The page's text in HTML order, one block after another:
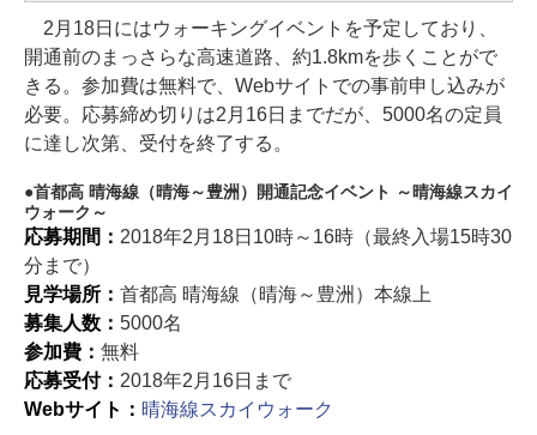
2月18日にはウォーキングイベントを予定しており、
開通前のまっさらな高速道路、約1.8kmを歩くことがで
きる。参加費は無料で、Webサイトでの事前申し込みが
必要。応募締め切りは2月16日までだが、5000名の定員
に達し次第、受付を終了する。
首都高 晴海線（晴海～豊洲）開通記念イベント ～晴海線スカイ
ウォーク～
応募期間： 2018年2月18日10時～16時（最終入場15時30
分まで）
見学場所： 首都高 晴海線（晴海～豊洲）本線上
募集人数： 5000名
参加費： 無料
応募受付： 2018年2月16日まで
Webサイト： 晴海線スカイウォーク